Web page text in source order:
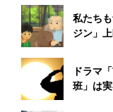
私たち
ジン」
ドラマ
班」は